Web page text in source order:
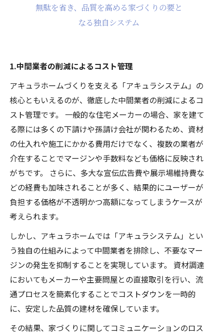
無駄を省き、品質を高める家づくりの要と
なる独自システム
1.中間業者の削減によるコスト管理
アキュラホームづくりを支える「アキュラシステム」の
核心ともいえるのが、徹底した中間業者の削減によるコ
スト管理です。 一般的な住宅メーカーの場合、家を建て
る際には多くの下請けや孫請け会社が関わるため、資材
の仕入れや施工にかかる費用だけでなく、複数の業者が
介在することでマージンや手数料なども価格に反映され
がちです。 さらに、多大な宣伝広告費や展示場維持費な
どの経費も加味されることが多く、結果的にユーザーが
負担する価格が不透明かつ高額になってしまうケースが
考えられます。
しかし、アキュラホームでは「アキュラシステム」とい
う独自の仕組みによって中間業者を排除し、不要なマー
ジンの発生を抑制することを実現しています。 資材調達
においてもメーカーや主要問屋との直接取引を行い、流
通プロセスを簡素化することでコストダウンを一時的
に、安定した品質の建材を確保しています。
その結果、家づくりに関してコミュニケーションのロス